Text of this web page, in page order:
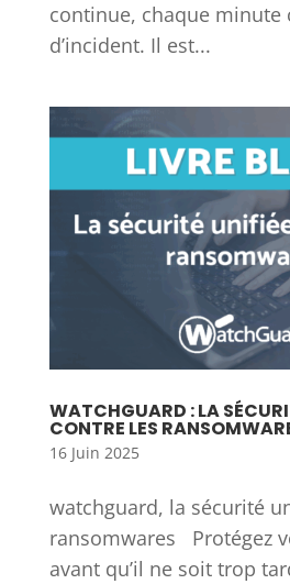
continue, chaque minute
d’incident. Il est...
WATCHGUARD : LA
CONTRE LES
16 Juin 2025
watchguard, la sécurité
ransomwares Protégez
avant qu’il ne soit trop